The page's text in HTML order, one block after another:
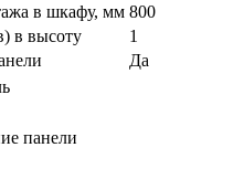
в шкафу, мм 800
в высоту
1
Да
панели